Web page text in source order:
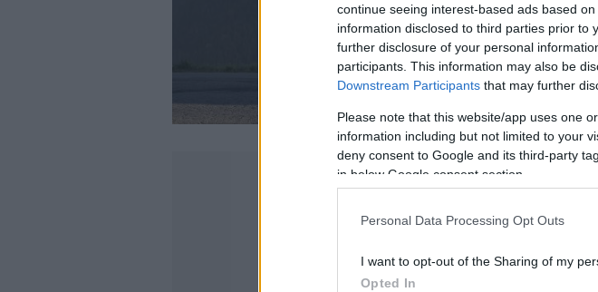
continue seeing interest-based ads based
information disclosed to third parties prior to
further disclosure of your personal
participants. This information may also be
Downstream Participants that may further
Please note that this website/app uses one
information including but not limited to your
deny consent to Google and its third-party
in below Google consent section.
Personal Data Processing Opt Outs
I want to opt-out of the Sharing of my
Opted In